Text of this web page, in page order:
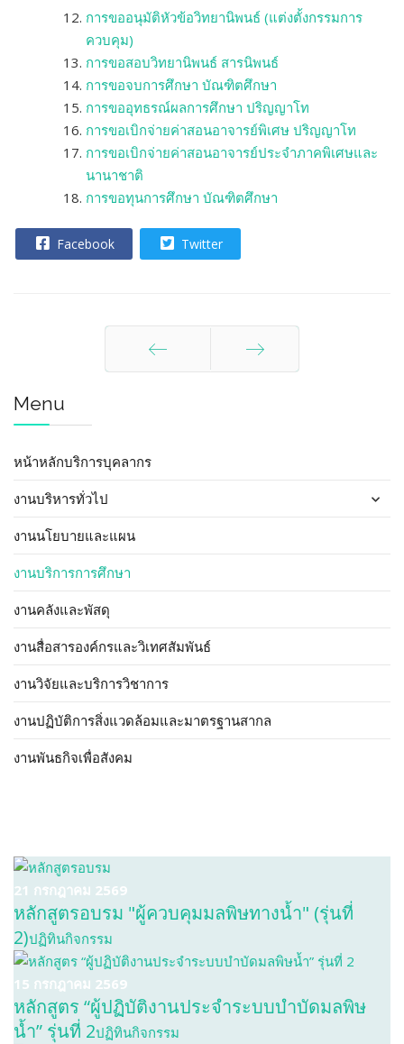
การขออนุมัติหัวข้อวิทยานิพนธ์ (แต่งตั้งกรรมการ
ควบคุม)
การขอสอบวิทยานิพนธ์ สารนิพนธ์
การขอจบการศึกษา บัณฑิตศึกษา
การขออุทธรณ์ผลการศึกษา ปริญญาโท
การขอเบิกจ่ายค่าสอนอาจารย์พิเศษ ปริญญาโท
การขอเบิกจ่ายค่าสอนอาจารย์ประจำภาคพิเศษและ
นานาชาติ
การขอทุนการศึกษา บัณฑิตศึกษา
Facebook Twitter
Menu
หน้าหลักบริการบุคลากร
งานบริหารทั่วไป
งานนโยบายและแผน
งานบริการการศึกษา
งานคลังและพัสดุ
งานสื่อสารองค์กรและวิเทศสัมพันธ์
งานวิจัยและบริการวิชาการ
งานปฏิบัติการสิ่งแวดล้อมและมาตรฐานสากล
งานพันธกิจเพื่อสังคม
21 กรกฎาคม 2569
หลักสูตรอบรม "ผู้ควบคุมมลพิษทางน้ำ" (รุ่นที่
2)ปฏิทินกิจกรรม
15 กรกฎาคม 2569
หลักสูตร “ผู้ปฏิบัติงานประจำระบบบำบัดมลพิษ
น้ำ” รุ่นที่ 2ปฏิทินกิจกรรม